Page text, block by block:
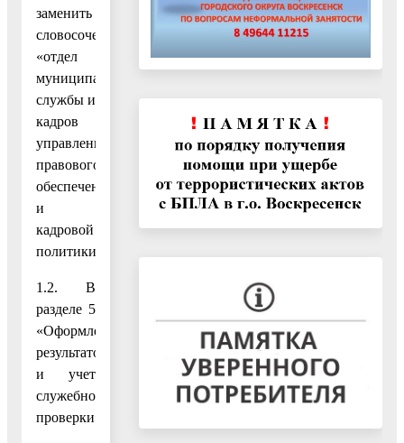
заменить
словосочетанием
«отдел
муниципальной
службы и
кадров
управления
правового
обеспечения
и
кадровой
политики».
1.2. В
разделе 5
«Оформление
результатов
и учет
служебной
проверки»: